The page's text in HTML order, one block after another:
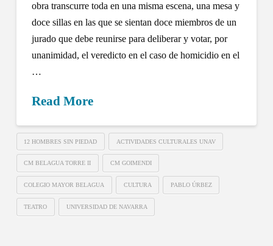
obra transcurre toda en una misma escena, una mesa y
doce sillas en las que se sientan doce miembros de un
jurado que debe reunirse para deliberar y votar, por
unanimidad, el veredicto en el caso de homicidio en el
…
Read More
12 HOMBRES SIN PIEDAD ACTIVIDADES CULTURALES UNAV
CM BELAGUA TORRE II CM GOIMENDI
COLEGIO MAYOR BELAGUA CULTURA PABLO ÚRBEZ
TEATRO UNIVERSIDAD DE NAVARRA